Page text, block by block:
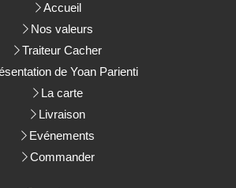
Accueil
Nos valeurs
Traiteur Cacher
de Yoan Parienti
La carte
Livraison
Evénements
Commander